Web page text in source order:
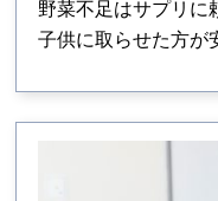
野菜不足はサプリに
子供に取らせた方が